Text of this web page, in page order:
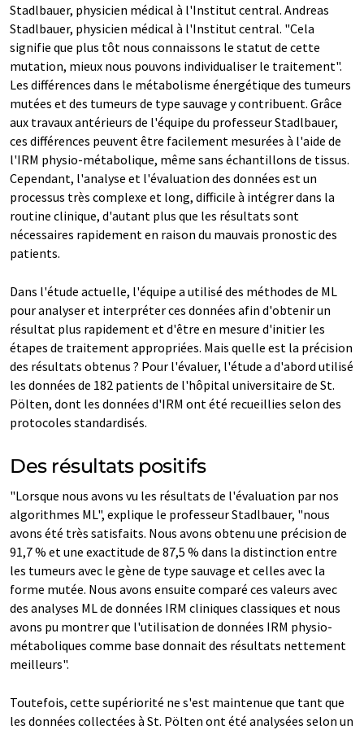
Stadlbauer, physicien médical à l'Institut central. Andreas
Stadlbauer, physicien médical à l'Institut central. "Cela
signifie que plus tôt nous connaissons le statut de cette
mutation, mieux nous pouvons individualiser le traitement".
Les différences dans le métabolisme énergétique des tumeurs
mutées et des tumeurs de type sauvage y contribuent. Grâce
aux travaux antérieurs de l'équipe du professeur Stadlbauer,
ces différences peuvent être facilement mesurées à l'aide de
l'IRM physio-métabolique, même sans échantillons de tissus.
Cependant, l'analyse et l'évaluation des données est un
processus très complexe et long, difficile à intégrer dans la
routine clinique, d'autant plus que les résultats sont
nécessaires rapidement en raison du mauvais pronostic des
patients.
Dans l'étude actuelle, l'équipe a utilisé des méthodes de ML
pour analyser et interpréter ces données afin d'obtenir un
résultat plus rapidement et d'être en mesure d'initier les
étapes de traitement appropriées. Mais quelle est la précision
des résultats obtenus ? Pour l'évaluer, l'étude a d'abord utilisé
les données de 182 patients de l'hôpital universitaire de St.
Pölten, dont les données d'IRM ont été recueillies selon des
protocoles standardisés.
Des résultats positifs
"Lorsque nous avons vu les résultats de l'évaluation par nos
algorithmes ML", explique le professeur Stadlbauer, "nous
avons été très satisfaits. Nous avons obtenu une précision de
91,7 % et une exactitude de 87,5 % dans la distinction entre
les tumeurs avec le gène de type sauvage et celles avec la
forme mutée. Nous avons ensuite comparé ces valeurs avec
des analyses ML de données IRM cliniques classiques et nous
avons pu montrer que l'utilisation de données IRM physio-
métaboliques comme base donnait des résultats nettement
meilleurs".
Toutefois, cette supériorité ne s'est maintenue que tant que
les données collectées à St. Pölten ont été analysées selon un